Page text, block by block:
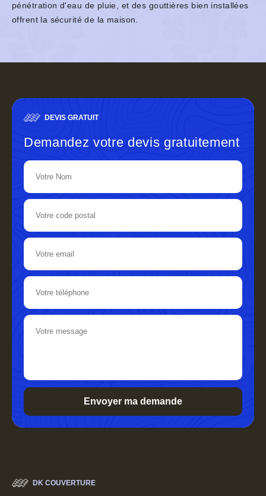
pénétration d'eau de pluie, et des gouttières bien installées
offrent la sécurité de la maison.
DEVIS GRATUIT
Demandez votre devis gratuitement
DK COUVERTURE